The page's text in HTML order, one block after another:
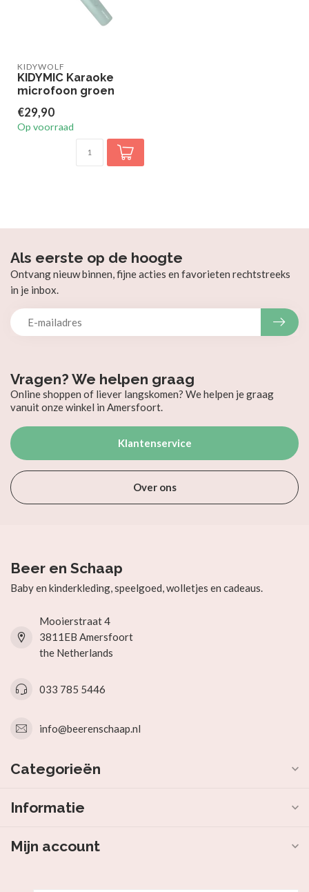
KIDYWOLF
KIDYMIC Karaoke
microfoon groen
€29,90
Op voorraad
Vragen? We helpen graag
Online shoppen of liever langskomen? We helpen je graag
vanuit onze winkel in Amersfoort.
Klantenservice
Over ons
Als eerste op de hoogte
Ontvang nieuw binnen, fijne acties en favorieten rechtstreeks
in je inbox.
Beer en Schaap
Baby en kinderkleding, speelgoed, wolletjes en cadeaus.
Mooierstraat 4
3811EB Amersfoort
the Netherlands
033 785 5446
info@beerenschaap.nl
Categorieën
Informatie
Mijn account